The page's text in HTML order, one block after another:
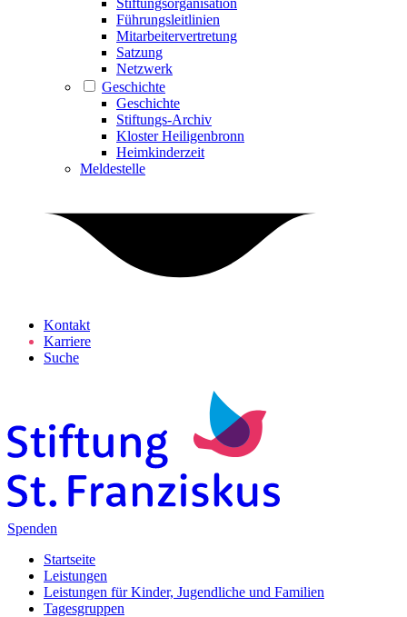
Stiftungsorganisation
Führungsleitlinien
Mitarbeitervertretung
Satzung
Netzwerk
Geschichte
Geschichte
Stiftungs-Archiv
Kloster Heiligenbronn
Heimkinderzeit
Meldestelle
Kontakt
Karriere
Suche
Spenden
Startseite
Leistungen
Leistungen für Kinder, Jugendliche und Familien
Tagesgruppen